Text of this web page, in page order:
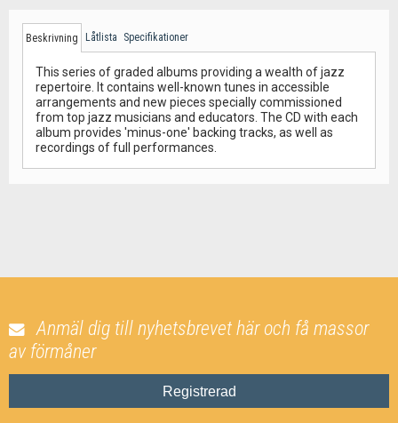
Beskrivning Låtlista Specifikationer
This series of graded albums providing a wealth of jazz
repertoire. It contains well-known tunes in accessible
arrangements and new pieces specially commissioned
from top jazz musicians and educators. The CD with each
album provides 'minus-one' backing tracks, as well as
recordings of full performances.
Anmäl dig till nyhetsbrevet här och få massor
av förmåner
Registrerad